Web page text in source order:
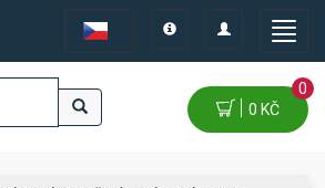
Toggle
Toggle
navigation
Toggle
0 KČ
0